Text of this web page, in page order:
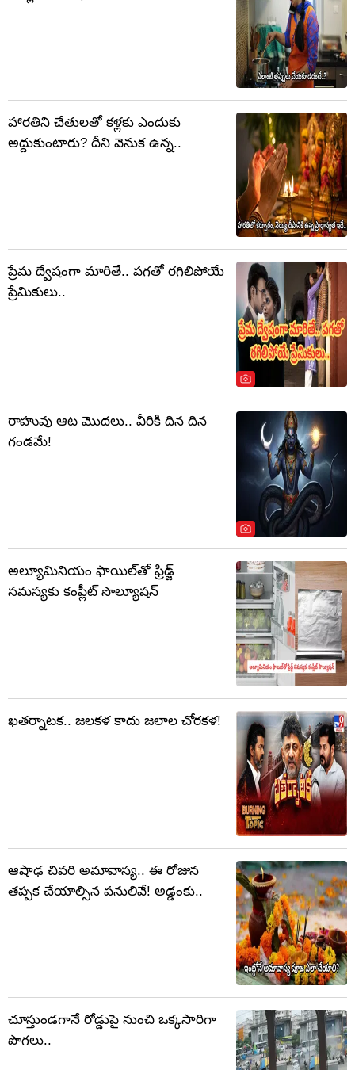
హారతిని చేతులతో కళ్లకు ఎందుకు
అద్దుకుంటారు? దీని వెనుక ఉన్న..
ప్రేమ ద్వేషంగా మారితే.. పగతో రగిలిపోయే
ప్రేమికులు..
రాహువు ఆట మొదలు.. వీరికి దిన దిన
గండమే!
అల్యూమినియం ఫాయిల్‌తో ఫ్రిడ్జ్
సమస్యకు కంప్లీట్ సొల్యూషన్
ఖతర్నాటక.. జలకళ కాదు జలాల చోరకళ!
ఆషాఢ చివరి అమావాస్య.. ఈ రోజున
తప్పక చేయాల్సిన పనులివే! అడ్డంకు..
చూస్తుండగానే రోడ్డుపై నుంచి ఒక్కసారిగా
పొగలు..